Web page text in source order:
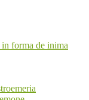
forma de inima